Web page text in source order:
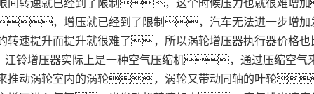
间转速就已经到了限制，这个时候压力也就很难增
，增压就已经到了限制，汽车无法进一步增加
转速提升而提升就很难了，所以涡轮增压器执行器价格
江铃增压器实际上是一种空气压缩机，通过压缩空气
推动涡轮室内的涡轮，涡轮又带动同轴的叶轮